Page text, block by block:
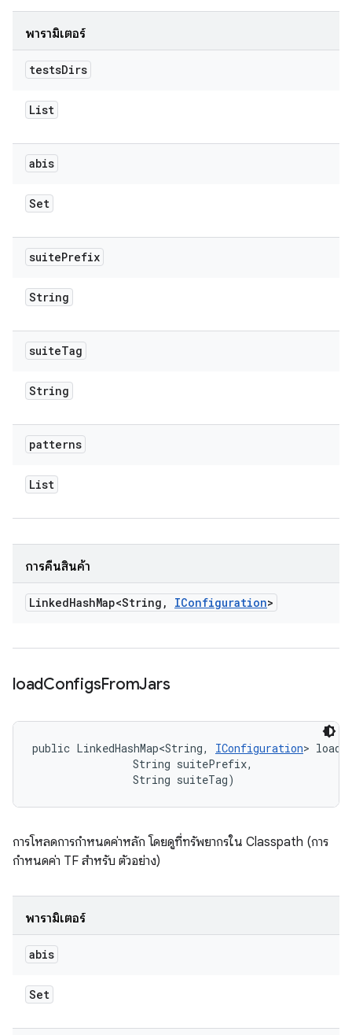
พารามิเตอร์
testsDirs
List
abis
Set
suitePrefix
String
suiteTag
String
patterns
List
การคืนสินค้า
LinkedHashMap<String , IConfiguration>
loadConfigsFromJars
public LinkedHashMap<String, IConfiguration>
                String suitePrefix,
                String suiteTag)
การโหลดการกำหนดค่าหลัก โดยดูที่ทรัพยากรใน Classpath (การ
กำหนดค่า TF สำหรับ ตัวอย่าง)
พารามิเตอร์
abis
Set